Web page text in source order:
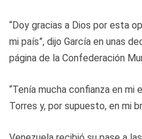
“Doy gracias a Dios por esta
mi país”, dijo García en unas
página de la Confederación
“Tenía mucha confianza en mi
Torres y, por supuesto, en mi